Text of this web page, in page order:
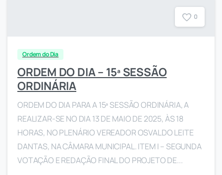
0
Ordem do Dia
ORDEM DO DIA – 15ª SESSÃO
ORDINÁRIA
ORDEM DO DIA PARA A 15ª SESSÃO ORDINÁRIA, A
REALIZAR-SE NO DIA 13 DE MAIO DE 2025, ÀS 18
HORAS, NO PLENÁRIO VEREADOR OSVALDO LEITE
DANTAS, NA CÂMARA MUNICIPAL. ITEM I – SEGUNDA
VOTAÇÃO E REDAÇÃO FINAL DO PROJETO DE...